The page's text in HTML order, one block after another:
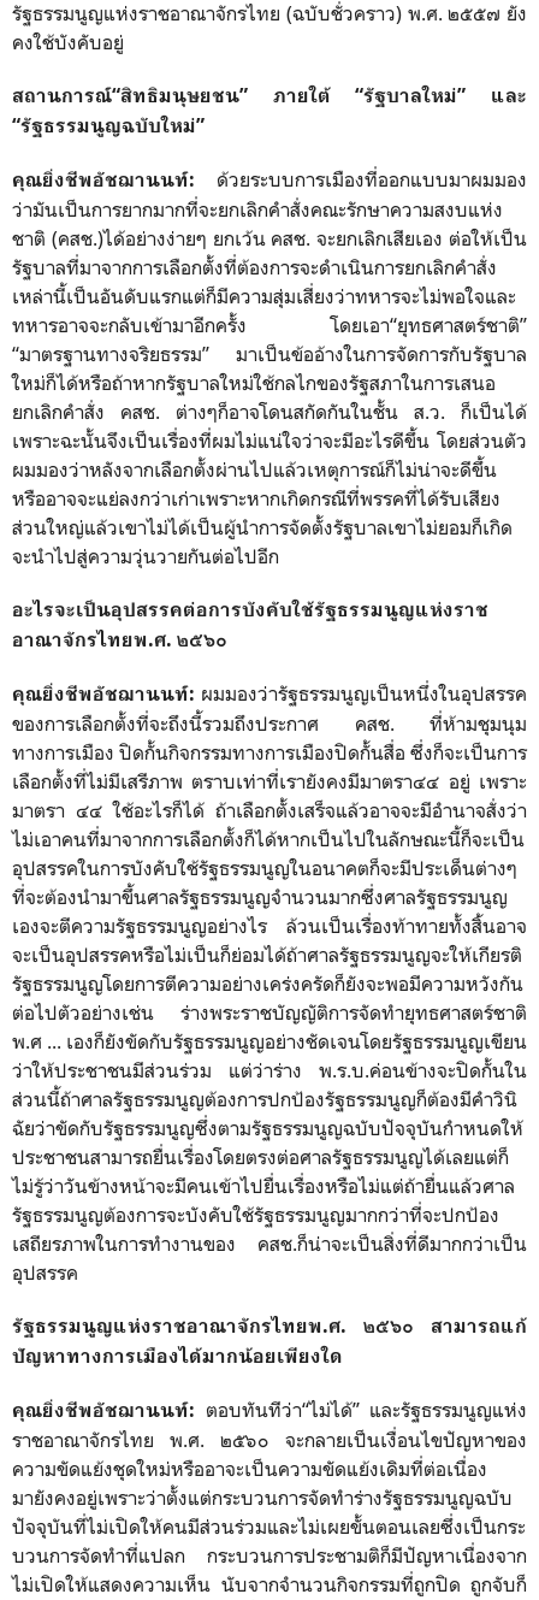
รัฐธรรมนูญแห่งราชอาณาจักรไทย (ฉบับชั่วคราว) พ.ศ. ๒๕๕๗ ยัง
คงใช้บังคับอยู่
สถานการณ์“สิทธิมนุษยชน” ภายใต้ “รัฐบาลใหม่” และ
“รัฐธรรมนูญฉบับใหม่”
คุณยิ่งชีพอัชฌานนท์: ด้วยระบบการเมืองที่ออกแบบมาผมมอง
ว่ามันเป็นการยากมากที่จะยกเลิกคำสั่งคณะรักษาความสงบแห่ง
ชาติ (คสช.)ได้อย่างง่ายๆ ยกเว้น คสช. จะยกเลิกเสียเอง ต่อให้เป็น
รัฐบาลที่มาจากการเลือกตั้งที่ต้องการจะดำเนินการยกเลิกคำสั่ง
เหล่านี้เป็นอันดับแรกแต่ก็มีความสุ่มเสี่ยงว่าทหารจะไม่พอใจและ
ทหารอาจจะกลับเข้ามาอีกครั้ง โดยเอา“ยุทธศาสตร์ชาติ”
“มาตรฐานทางจริยธรรม” มาเป็นข้ออ้างในการจัดการกับรัฐบาล
ใหม่ก็ได้หรือถ้าหากรัฐบาลใหม่ใช้กลไกของรัฐสภาในการเสนอ
ยกเลิกคำสั่ง คสช. ต่างๆก็อาจโดนสกัดกันในชั้น ส.ว. ก็เป็นได้
เพราะฉะนั้นจึงเป็นเรื่องที่ผมไม่แน่ใจว่าจะมีอะไรดีขึ้น โดยส่วนตัว
ผมมองว่าหลังจากเลือกตั้งผ่านไปแล้วเหตุการณ์ก็ไม่น่าจะดีขึ้น
หรืออาจจะแย่ลงกว่าเก่าเพราะหากเกิดกรณีที่พรรคที่ได้รับเสียง
ส่วนใหญ่แล้วเขาไม่ได้เป็นผู้นำการจัดตั้งรัฐบาลเขาไม่ยอมก็เกิด
จะนำไปสู่ความวุ่นวายกันต่อไปอีก
อะไรจะเป็นอุปสรรคต่อการบังคับใช้รัฐธรรมนูญแห่งราช
อาณาจักรไทยพ.ศ. ๒๕๖๐
คุณยิ่งชีพอัชฌานนท์: ผมมองว่ารัฐธรรมนูญเป็นหนึ่งในอุปสรรค
ของการเลือกตั้งที่จะถึงนี้รวมถึงประกาศ คสช. ที่ห้ามชุมนุม
ทางการเมือง ปิดกั้นกิจกรรมทางการเมืองปิดกั้นสื่อ ซึ่งก็จะเป็นการ
เลือกตั้งที่ไม่มีเสรีภาพ ตราบเท่าที่เรายังคงมีมาตรา๔๔ อยู่ เพราะ
มาตรา ๔๔ ใช้อะไรก็ได้ ถ้าเลือกตั้งเสร็จแล้วอาจจะมีอำนาจสั่งว่า
ไม่เอาคนที่มาจากการเลือกตั้งก็ได้หากเป็นไปในลักษณะนี้ก็จะเป็น
อุปสรรคในการบังคับใช้รัฐธรรมนูญในอนาคตก็จะมีประเด็นต่างๆ
ที่จะต้องนำมาขึ้นศาลรัฐธรรมนูญจำนวนมากซึ่งศาลรัฐธรรมนูญ
เองจะตีความรัฐธรรมนูญอย่างไร ล้วนเป็นเรื่องท้าทายทั้งสิ้นอาจ
จะเป็นอุปสรรคหรือไม่เป็นก็ย่อมได้ถ้าศาลรัฐธรรมนูญจะให้เกียรติ
รัฐธรรมนูญโดยการตีความอย่างเคร่งครัดก็ยังจะพอมีความหวังกัน
ต่อไปตัวอย่างเช่น ร่างพระราชบัญญัติการจัดทำยุทธศาสตร์ชาติ
พ.ศ ... เองก็ยังขัดกับรัฐธรรมนูญอย่างชัดเจนโดยรัฐธรรมนูญเขียน
ว่าให้ประชาชนมีส่วนร่วม แต่ว่าร่าง พ.ร.บ.ค่อนข้างจะปิดกั้นใน
ส่วนนี้ถ้าศาลรัฐธรรมนูญต้องการปกป้องรัฐธรรมนูญก็ต้องมีคำวินิ
ฉัยว่าขัดกับรัฐธรรมนูญซึ่งตามรัฐธรรมนูญฉบับปัจจุบันกำหนดให้
ประชาชนสามารถยื่นเรื่องโดยตรงต่อศาลรัฐธรรมนูญได้เลยแต่ก็
ไม่รู้ว่าวันข้างหน้าจะมีคนเข้าไปยื่นเรื่องหรือไม่แต่ถ้ายื่นแล้วศาล
รัฐธรรมนูญต้องการจะบังคับใช้รัฐธรรมนูญมากกว่าที่จะปกป้อง
เสถียรภาพในการทำงานของ คสช.ก็น่าจะเป็นสิ่งที่ดีมากกว่าเป็น
อุปสรรค
รัฐธรรมนูญแห่งราชอาณาจักรไทยพ.ศ. ๒๕๖๐ สามารถแก้
ปัญหาทางการเมืองได้มากน้อยเพียงใด
คุณยิ่งชีพอัชฌานนท์: ตอบทันทีว่า“ไม่ได้” และรัฐธรรมนูญแห่ง
ราชอาณาจักรไทย พ.ศ. ๒๕๖๐ จะกลายเป็นเงื่อนไขปัญหาของ
ความขัดแย้งชุดใหม่หรืออาจะเป็นความขัดแย้งเดิมที่ต่อเนื่อง
มายังคงอยู่เพราะว่าตั้งแต่กระบวนการจัดทำร่างรัฐธรรมนูญฉบับ
ปัจจุบันที่ไม่เปิดให้คนมีส่วนร่วมและไม่เผยขั้นตอนเลยซึ่งเป็นกระ
บวนการจัดทำที่แปลก กระบวนการประชามติก็มีปัญหาเนื่องจาก
ไม่เปิดให้แสดงความเห็น นับจากจำนวนกิจกรรมที่ถูกปิด ถูกจับก็